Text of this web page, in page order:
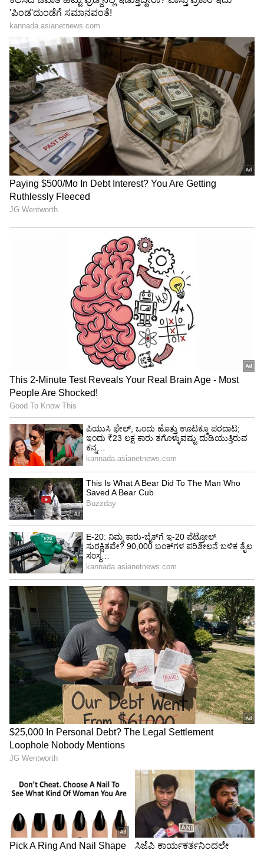
33 ವರ್ಷಗಳಿಂದ ಬಿಜೆಪಿಯಲ್ಲ ಸೇವೆ ಮಾಡಿದ್ದೇನೆ. ಮಾಜಿ
ಪಾಲಿಕೆ ಸದಸ್ಯರಿಗೆ ಶಾಸಕರ ಕಚೇರಿಯಲ್ಲಿ ಕನಿಷ್ಠ
ಗೌರವವನ್ನೂ ನೀಡುತ್ತಿರಲಿಲ್ಲ. ನಮ್ಮನ್ನು ಹೀನಾಯವಾಗಿ
ನಡೆಸಿಕೊಂಡರು. ನಮ್ಮನ್ನು ಬಳಸಿಕೊಂಡು ಬೆಳೆದು ಕಾಲ ಕಸ
ಮಾಡಿಕೊಂಡರು. ಮೇಯರ್‌ ಆಯ್ಕೆ ಸಂದರ್ಭದಲ್ಲಿ ಅರ್ಹತೆ
ಇದ್ದರೂ ತಪ್ಪಿಸಿದರು. ಒಕ್ಕಲಿಗರ ಸಂಘದ ಚುನಾವಣೆಯಲ್ಲೂ
ನನ್ನ ವಿರುದ್ಧ ಪಿತೂರಿ ಮಾಡಿದರು. ಆದರೆ ಡಿ.ಕೆ. ಶಿವಕುಮಾರ್‌,
ಡಿ.ಕೆ. ಸುರೇಶ್‌ ಹಾಗೂ ರಾಮಲಿಂಗಾರೆಡ್ಡಿ ಅವರು ನಮಗೆ
ಬೆಂಬಲ ನೀಡಿದರು. ಅ.15 ರಂದು ಪದ್ಮನಾಭನಗರದಲ್ಲಿ 20
ಸಾವಿರ ಮಂದಿಯನ್ನು ಸೇರಿಸಿ ಬೃಹತ್‌ ಕಾರ್ಯಕ್ರಮ
ಮಾಡುತ್ತೇವೆ.
-ಎಲ್‌. ಶ್ರೀನಿವಾಸ್‌, ಬಿಬಿಎಂಪಿ ಮಾಜಿ ಉಪಮೇಯರ್‌.
2003ರಲ್ಲೇ ಡಿ.ಕೆ. ಶಿವಕುಮಾರ್‌ ಅವರು ನನಗೆ ಕಾಂಗ್ರೆಸ್ಸಿಗೆ
ಆಹ್ವಾನ ನೀಡಿದ್ದರು. ಇದೀಗ ಕಾಲ ಕೂಡಿ ಬಂದಿದ್ದು ಮುಂದೆ
ಇನ್ನೂ ದೊಡ್ಡ ಸಂಖ್ಯೆಯಲ್ಲಿ ಪಕ್ಷ ಸೇರ್ಪಡೆ ಆಗಲಿದೆ. ನನ್ನ
ಜೀವನದಲ್ಲಿ ರಾಜಕೀಯದ ಕೊನೆ ದಿನಗಳಲ್ಲಿ ಶಿವಕುಮಾರ್‌
ಅವರ ಜತೆ ಕಳೆಯಲು ಬಯಸಿ ಪಕ್ಷ ಸೇರಿದ್ದೇನೆ. ಲೋಕಸಭೆ
ಚುನಾವಣೆಯಲ್ಲಿ ಡಿ.ಕೆ. ಸುರೇಶ್‌ ಅವರನ್ನು ಹೆಚ್ಚಿನ
ಮತಗಳಿಂದ ಗೆಲ್ಲಿಸಲು ಕೆಲಸ ಮಾಡುತ್ತೇವೆ.
-ಪ್ರಸಾದ್‌ ಬಾಬು (ಕಬ್ಬಡ್ಡಿ ಬಾಬು), ಜೆಡಿಎಸ್‌ ನಾಯಕ
ಬಿಜೆಪಿಯವರ ತಟ್ಟೆಯಲ್ಲಿ ಹೆಗ್ಗಣ ಬಿದ್ದಿದೆ: ಸಚಿವ ಭೈರತಿ
ಸುರೇಶ್ ಹೀಗೆ ಹೇಳಿದ್ಯಾಕೆ?
"ರಾಜಕೀಯ ಬೇಡ, ಸಿನಿಮಾನೇ ಪ್ರಾಣ":
ಕನಕೋತ್ಸವದಲ್ಲಿ ರಿಷಬ್ ಶೆಟ್ಟಿ | Rishab
Shetty speech | Suvarna News
ಶೇ.50 ರಿಂದ ಶೇ.18 ಕ್ಕೆ TAX ಇಳಿಕೆ: ಮೋದಿ-
ಟ್ರಂಪ್ ಐತಿಹಾಸಿಕ ಒಪ್ಪಂದ | India US
Trade Deal | Party Rounds